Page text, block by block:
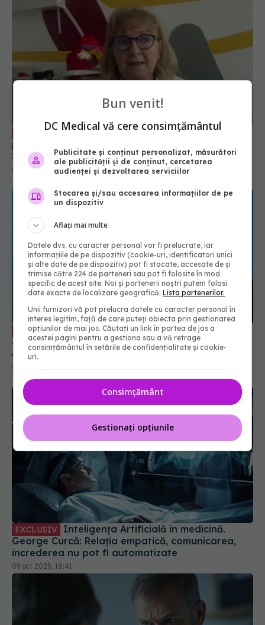
EXCLUSIV Vaccinare și infecții: provocările
pediatriei. Prof. dr. Doina Pleșca | Academia de
Sănătate
02 oct 2025, 11:34
EXCLUSIV Acoperirea vaccinală, sub pragul critic
de 55%. Prof. dr. Victoria Aramă: Scădere
dramatică
02 apr 2026, 18:53
EXCLUSIV
George Curcă: Relația empatică, comunicarea,
încrederea nu pot fi automatizate
09 oct 2025, 18:41
Bun venit!
DC Medical vă cere consimțământul
Publicitate și conținut personalizat, măsurători
ale publicității și de conținut, cercetarea
audienței și dezvoltarea serviciilor
Stocarea și/sau accesarea informațiilor de pe
un dispozitiv
Aflați mai multe
Datele dvs. cu caracter personal vor fi prelucrate, iar
informațiile de pe dispozitiv (cookie-uri, identificatori unici
și alte date de pe dispozitiv) pot fi stocate, accesate de și
trimise către 224 de parteneri sau pot fi folosite în mod
specific de acest site. Noi și partenerii noștri putem folosi
date exacte de localizare geografică.Lista partenerilor.
Unii furnizori vă pot prelucra datele cu caracter personal în
interes legitim, față de care puteți obiecta prin gestionarea
opțiunilor de mai jos. Căutați un link în partea de jos a
acestei pagini pentru a gestiona sau a vă retrage
consimțământul în setările de confidențialitate și cookie-
uri.
Consimțământ
Gestionați opțiunile